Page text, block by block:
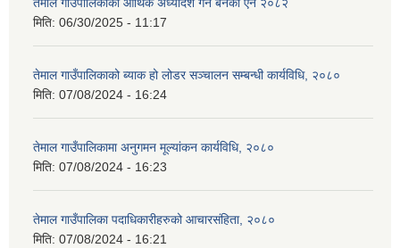
तेमाल गाउँपालिकाको आर्थिक अध्यादेश गर्न बनेको ऐन २०८२
मिति: 06/30/2025 - 11:17
तेमाल गाउँपालिकाको ब्याक हो लोडर सञ्चालन सम्बन्धी कार्यविधि, २०८०
मिति: 07/08/2024 - 16:24
तेमाल गाउँपालिकामा अनुगमन मूल्यांकन कार्यविधि, २०८०
मिति: 07/08/2024 - 16:23
तेमाल गाउँपालिका पदाधिकारीहरुको आचारसंहिता, २०८०
मिति: 07/08/2024 - 16:21